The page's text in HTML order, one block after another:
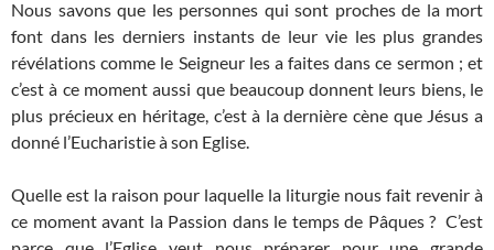
Nous savons que les personnes qui sont proches de la mort
font dans les derniers instants de leur vie les plus grandes
révélations comme le Seigneur les a faites dans ce sermon ; et
c’est à ce moment aussi que beaucoup donnent leurs biens, le
plus précieux en héritage, c’est à la dernière cène que Jésus a
donné l’Eucharistie à son Eglise.
Quelle est la raison pour laquelle la liturgie nous fait revenir à
ce moment avant la Passion dans le temps de Pâques ? C’est